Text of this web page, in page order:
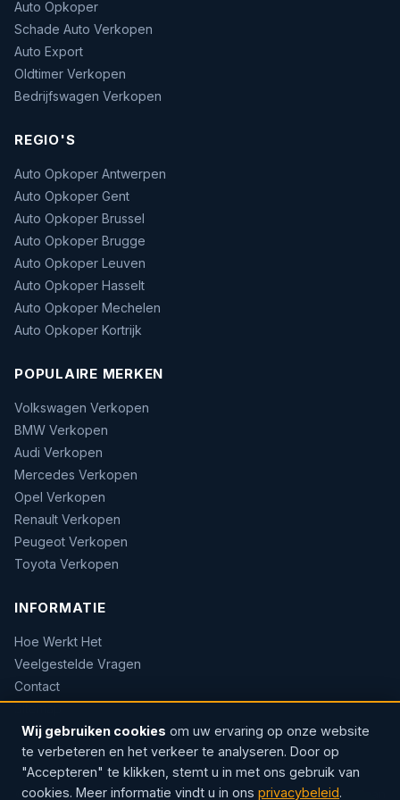
Auto Opkoper
Schade Auto Verkopen
Auto Export
Oldtimer Verkopen
Bedrijfswagen Verkopen
REGIO'S
Auto Opkoper Antwerpen
Auto Opkoper Gent
Auto Opkoper Brussel
Auto Opkoper Brugge
Auto Opkoper Leuven
Auto Opkoper Hasselt
Auto Opkoper Mechelen
Auto Opkoper Kortrijk
POPULAIRE MERKEN
Volkswagen Verkopen
BMW Verkopen
Audi Verkopen
Mercedes Verkopen
Opel Verkopen
Renault Verkopen
Peugeot Verkopen
Toyota Verkopen
INFORMATIE
Hoe Werkt Het
Veelgestelde Vragen
Contact
© 2026 AUTOWOW — Erkend handelaar · Sinds 2004 · Rozenlaan
Wij gebruiken cookies om uw ervaring op onze website
te verbeteren en het verkeer te analyseren. Door op
"Accepteren" te klikken, stemt u in met ons gebruik van
cookies. Meer informatie vindt u in ons privacybeleid.